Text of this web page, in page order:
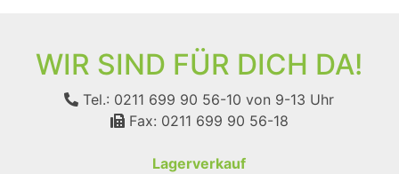
WIR SIND FÜR DICH DA!
Tel.: 0211 699 90 56-10 von 9-13 Uhr
Fax: 0211 699 90 56-18
Lagerverkauf